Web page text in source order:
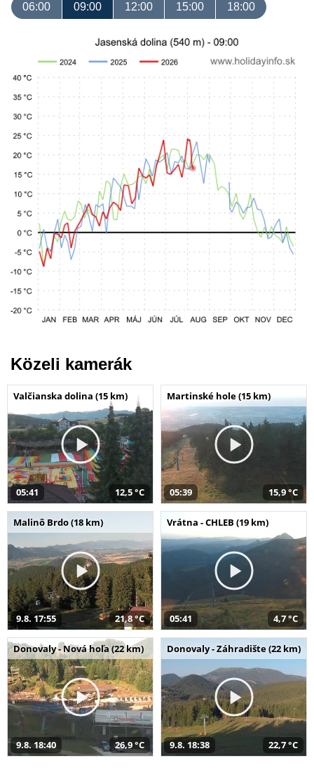
06:00 09:00 12:00 15:00 18:00
Közeli kamerák
Valčianska dolina (15 km)
05:41 12,5 °C
Martinské hole (15 km)
05:39 15,9 °C
Malinô Brdo (18 km)
9.8. 17:55 21,8 °C
Vrátna - CHLEB (19 km)
05:41 4,7 °C
Donovaly - Nová hoľa (22 km)
9.8. 18:40 26,9 °C
Donovaly - Záhradište (22 km)
9.8. 18:38 22,7 °C